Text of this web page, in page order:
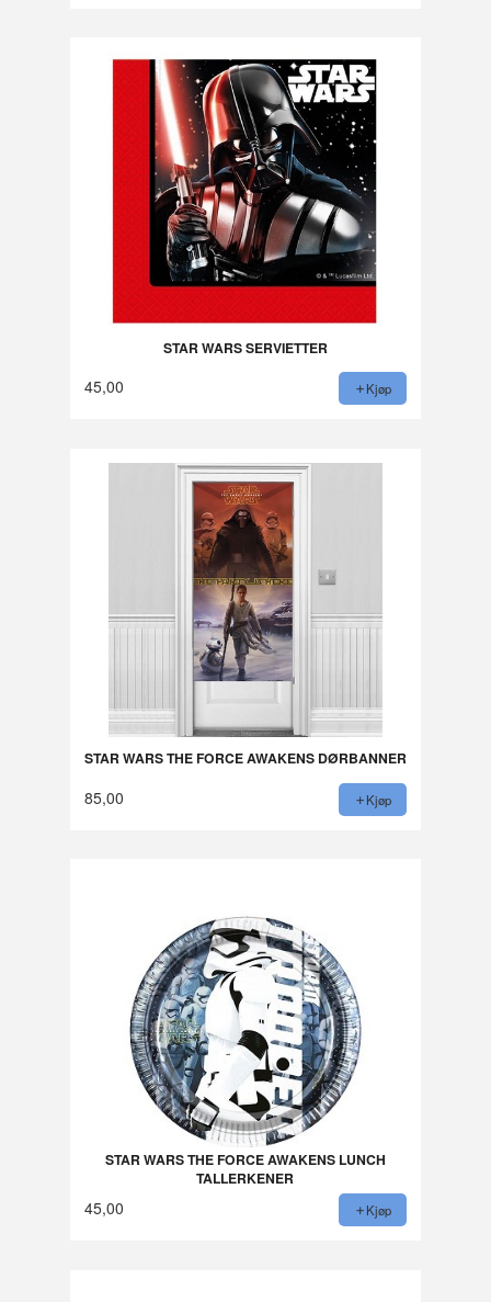
STAR WARS SERVIETTER
45,00 Kjøp
STAR WARS THE FORCE AWAKENS DØRBANNER
85,00 Kjøp
STAR WARS THE FORCE AWAKENS LUNCH
TALLERKENER
45,00 Kjøp